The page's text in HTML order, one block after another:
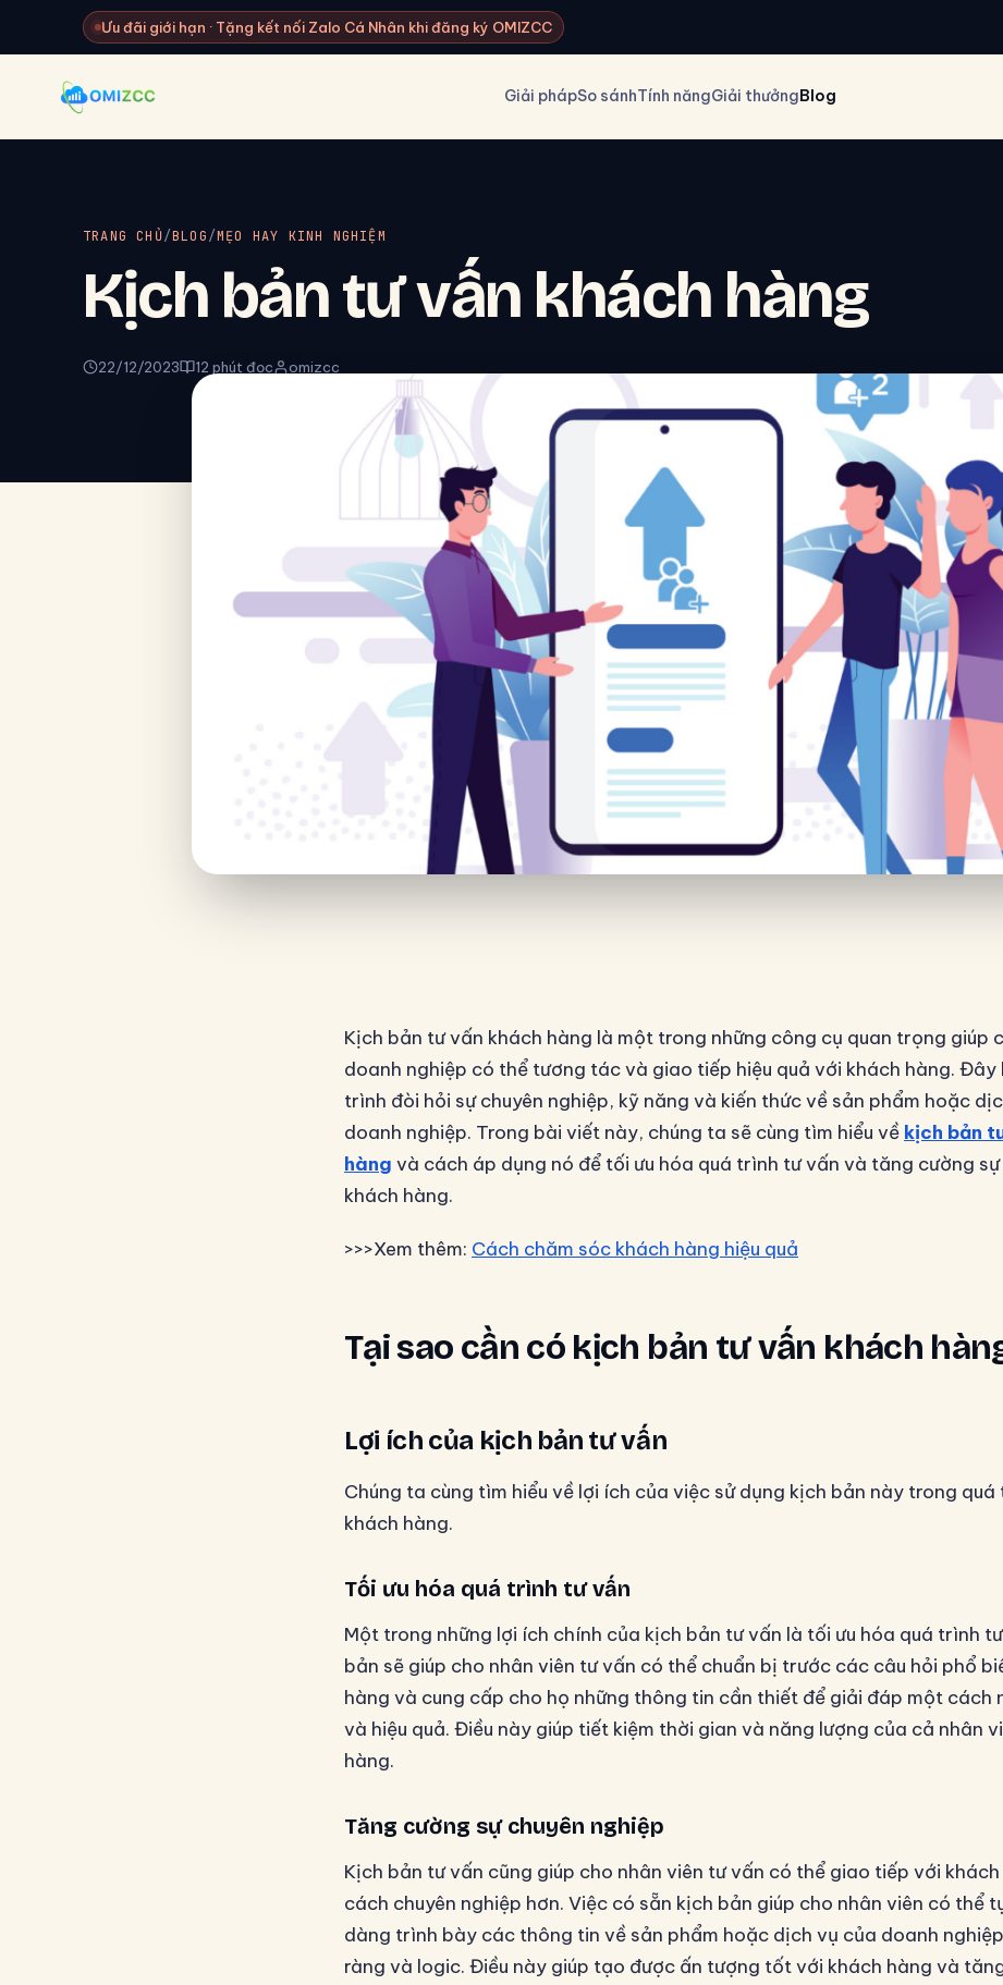
Ưu đãi giới hạn · Tặng kết nối Zalo Cá Nhân khi đăng ký OMIZCC
Giải phápSo sánhTính năngGiải thưởngBlog
TRANG CHỦ/BLOG/MẸO HAY KINH NGHIỆM
Kịch bản tư vấn khách hàng
22/12/2023 12 phút đọc omizcc
Kịch bản tư vấn khách hàng là một trong những công cụ quan trọng giúp
doanh nghiệp có thể tương tác và giao tiếp hiệu quả với khách hàng. Đây
trình đòi hỏi sự chuyên nghiệp, kỹ năng và kiến thức về sản phẩm hoặc
doanh nghiệp. Trong bài viết này, chúng ta sẽ cùng tìm hiểu về kịch bản
hàng và cách áp dụng nó để tối ưu hóa quá trình tư vấn và tăng cường
khách hàng.
>>>Xem thêm: Cách chăm sóc khách hàng hiệu quả
Tại sao cần có kịch bản tư vấn khách
Lợi ích của kịch bản tư vấn
Chúng ta cùng tìm hiểu về lợi ích của việc sử dụng kịch bản này trong
khách hàng.
Tối ưu hóa quá trình tư vấn
Một trong những lợi ích chính của kịch bản tư vấn là tối ưu hóa quá trình
bản sẽ giúp cho nhân viên tư vấn có thể chuẩn bị trước các câu hỏi phổ
hàng và cung cấp cho họ những thông tin cần thiết để giải đáp một cách
và hiệu quả. Điều này giúp tiết kiệm thời gian và năng lượng của cả nhân
hàng.
Tăng cường sự chuyên nghiệp
Kịch bản tư vấn cũng giúp cho nhân viên tư vấn có thể giao tiếp với
cách chuyên nghiệp hơn. Việc có sẵn kịch bản giúp cho nhân viên có thể
dàng trình bày các thông tin về sản phẩm hoặc dịch vụ của doanh
ràng và logic. Điều này giúp tạo được ấn tượng tốt với khách hàng và